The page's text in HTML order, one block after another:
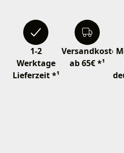
1-2
Werktage
Lieferzeit *¹
ab 65€ *¹